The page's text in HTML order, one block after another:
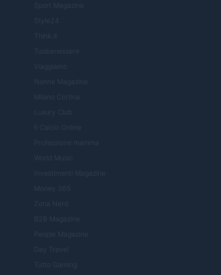
Sport Magazine
Style24
Think.it
Tuobenessere
Viaggiamo
Nonne Magazine
Milano Cortina
Luxury Club
Il Calcio Online
Professione mamma
World Music
Investimenti Magazine
Money 365
Zona Nerd
B2B Magazine
People Magazine
Day Travel
Tutto Gaming